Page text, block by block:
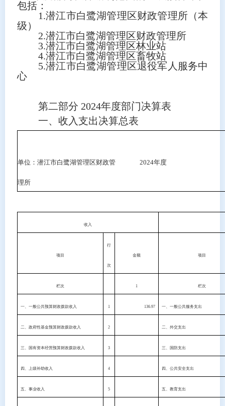
包括：
1.潜江市白鹭湖管理区财政管理所（本
级）
2.潜江市白鹭湖管理区财政管理所
3.潜江市白鹭湖管理区林业站
4.潜江市白鹭湖管理区畜牧站
5.潜江市白鹭湖管理区退役军人服务中
心
第二部分 2024年度部门决算表
一、收入支出决算总表
单位：潜江市白鹭湖管理区财政管
理所
2024年度
收入
项目
行
次
金额 项目
栏次 1 栏次
一、一般公共预算财政拨款收入 1 136.97 一、一般公共服务支出
二、政府性基金预算财政拨款收入 2 二、外交支出
三、国有资本经营预算财政拨款收入 3 三、国防支出
四、上级补助收入 4 四、公共安全支出
五、事业收入 5 五、教育支出